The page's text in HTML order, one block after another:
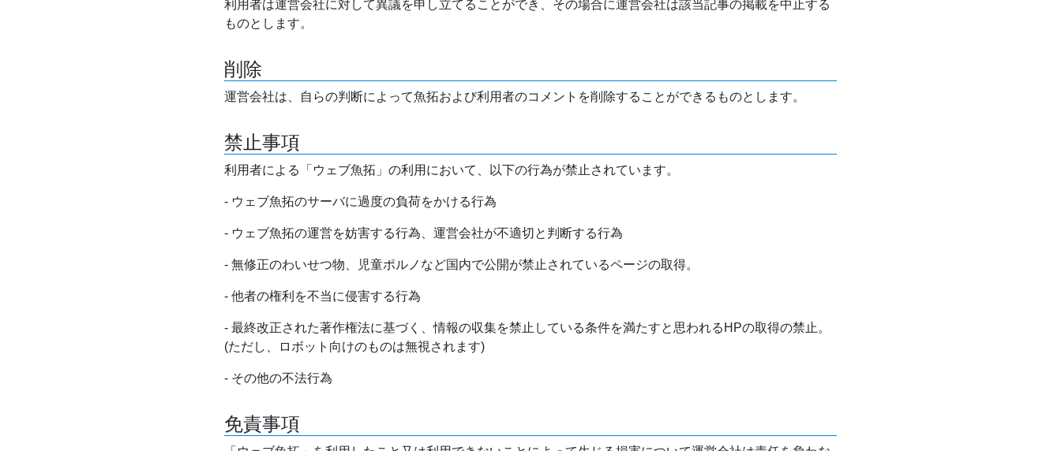
利用者は運営会社に対して異議を申し立てることができ、その場合に運営会社は該当記事の掲載を中止する
ものとします。
削除
運営会社は、自らの判断によって魚拓および利用者のコメントを削除することができるものとします。
禁止事項
利用者による「ウェブ魚拓」の利用において、以下の行為が禁止されています。
- ウェブ魚拓のサーバに過度の負荷をかける行為
- ウェブ魚拓の運営を妨害する行為、運営会社が不適切と判断する行為
- 無修正のわいせつ物、児童ポルノなど国内で公開が禁止されているページの取得。
- 他者の権利を不当に侵害する行為
- 最終改正された著作権法に基づく、情報の収集を禁止している条件を満たすと思われるHPの取得の禁止。
(ただし、ロボット向けのものは無視されます)
- その他の不法行為
免責事項